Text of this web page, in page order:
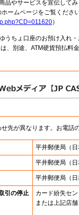
品やサービスを宣伝して
ームページをご覧くださ
）
うちょ口座のお預け入れ
、別途、ATM硬貨預払料
先が異なります。お電話
平井郵便局 （
平井郵便局 （
平井郵便局 （
引の停止
カード紛失セ
または上記店舗